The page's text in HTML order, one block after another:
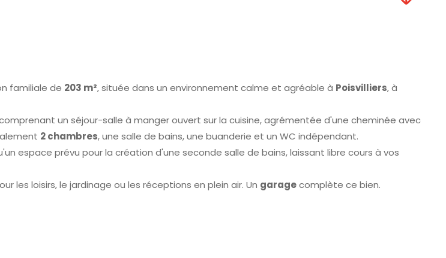
familiale de 203 m², située dans un environnement calme et agréable à Poisvilliers, à
un séjour-salle à manger ouvert sur la cuisine, agrémentée d'une cheminée avec
2 chambres, une salle de bains, une buanderie et un WC indépendant.
espace prévu pour la création d'une seconde salle de bains, laissant libre cours à vos
les loisirs, le jardinage ou les réceptions en plein air. Un garagecomplète ce bien.